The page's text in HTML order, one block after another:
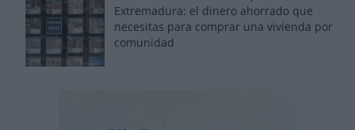
Extremadura: el dinero ahorrado que
necesitas para comprar una vivienda por
comunidad